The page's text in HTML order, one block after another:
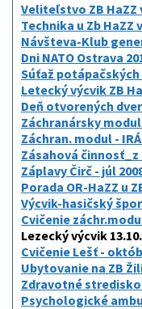
Veliteľstvo ZB HaZZ
Technika u Zb HaZZ
Návšteva-Klub
Dni NATO Ostrava
Súťaž potápačských
Letecký výcvik ZB
Deň otvorených
Záchranársky
Záchran. modul -
Zásahová
Záplavy Čirč - júl
Porada OR-HaZZ u
Výcvik-hasičský
Cvičenie
Lezecký výcvik
Cvičenie Lešť -
Ubytovanie na ZB
Zdravotné stredisko
Psychologické